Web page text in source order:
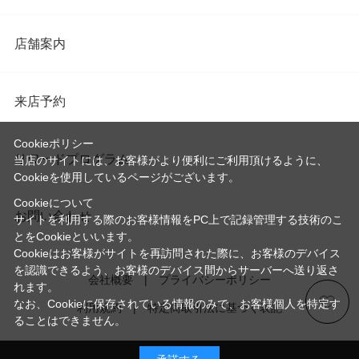
店舗案内
来店予約
リワードプログラム
お問い合わせ
会社概要 プライバシーポリシー
利用規約 特定商取引法に基づく表記
Cookieポリシー
当店のサイトには、お客様がより便利にご利用頂けるように、
Cookieを使用しているページがございます。
Cookieについて
サイトを利用する際のお客様情報をPC上で記録管理する技術のこ
とをCookieといいます。
Cookieはお客様がサイトを再訪問された際に、お客様のデバイス
を認識できるよう、お客様のデバイス間からサーバーへ送り返さ
れます。
なお、Cookieに保存されている情報のみで、お客様個人を特定す
ることはできません。